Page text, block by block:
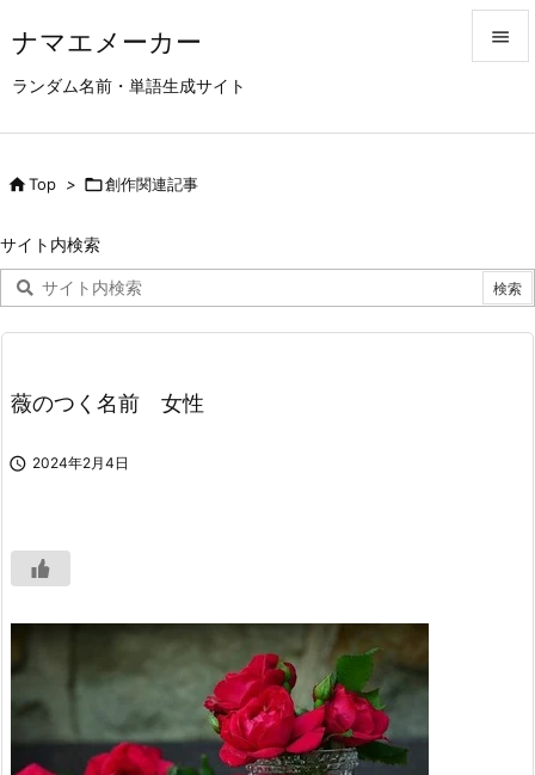
ナマエメーカー
ランダム名前・単語生成サイト


次へ

Top > 創作関連記事
サイト内検索
薇のつく名前 女性
 2024年2月4日